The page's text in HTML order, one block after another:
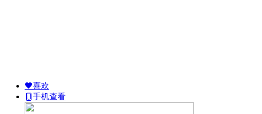
喜欢
手机查看